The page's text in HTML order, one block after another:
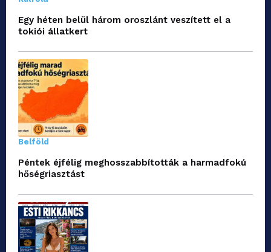
Egy héten belül három oroszlánt veszített el a
tokiói állatkert
Belföld
Péntek éjfélig meghosszabbították a harmadfokú
hőségriasztást